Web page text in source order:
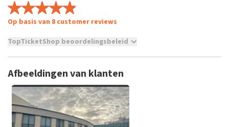
Op basis van 8 customer reviews
TopTicketShop beoordelingsbeleid
niet mogelijk om een review achter te laten als je geen
tickets hebt aangeschaft bij TopTicketShop. Reviews met
grof taalgebruik en/of onwaarheden worden niet geplaatst.
Het kan enkele weken duren voordat een review wordt
geplaatst.
Afbeeldingen van klanten